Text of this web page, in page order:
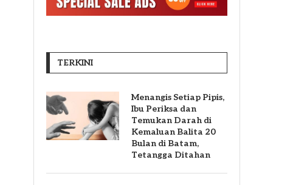
TERKINI
Menangis Setiap Pipis,
Ibu Periksa dan
Temukan Darah di
Kemaluan Balita 20
Bulan di Batam,
Tetangga Ditahan